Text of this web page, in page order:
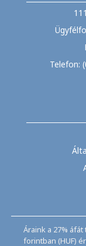
Telefon:
Áraink a 27%
forintban (HUF)